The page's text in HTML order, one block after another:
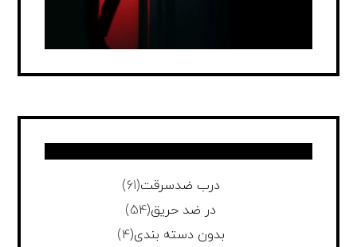
درب ضدسرقت(61)
در ضد حریق(54)
بدون دسته بندی(4)